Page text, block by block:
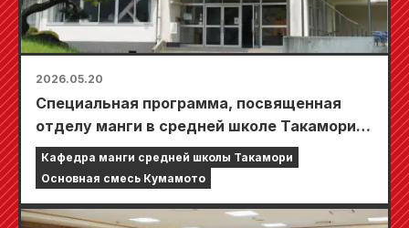
2026.05.20
Специальная программа, посвященная
отделу манги в средней школе Такамори,
под названием «Манга-чи ~Путь манги
эпохи Рэйва~», будет транслироваться на
различных телеканалах Кюсю и Окинавы, а
также на канале TVer!
Кафедра манги средней школы Такамори
Основная смесь Кумамото